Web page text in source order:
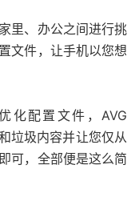
里、办公之间进行挑
文件，让手机以您想
化配置文件，AVG
垃圾内容并让您仅从
可，全部便是这么简